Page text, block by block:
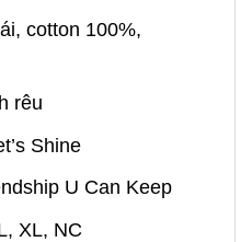
cotton 100%,
rêu
Shine
U Can Keep
XL, NC